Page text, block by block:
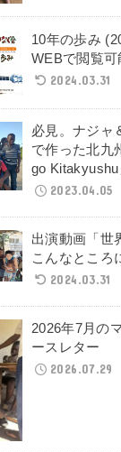
10年の歩み
WEBで閲覧可
2024.03.31
必見。ナジャ
で作った北九
go Kitakyushu
2023.04.05
出演動画「世
こんなところ
2024.03.31
2026年7月の
ースレター
2026.07.29